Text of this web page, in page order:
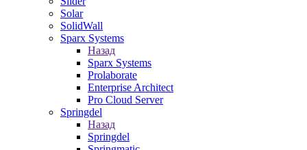
Solar
SolidWall
Sparx Systems
Назад
Sparx Systems
Prolaborate
Enterprise Architect
Pro Cloud Server
Springdel
Назад
Springdel